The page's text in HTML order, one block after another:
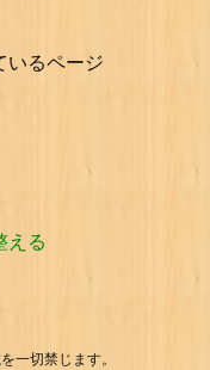
るページ
える
一切禁じます。